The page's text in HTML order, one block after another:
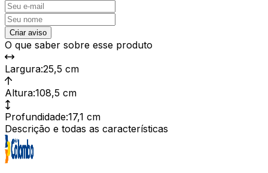
Criar aviso
O que saber sobre esse produto
Largura:25,5 cm
Altura:108,5 cm
Profundidade:17,1 cm
Descrição e todas as características